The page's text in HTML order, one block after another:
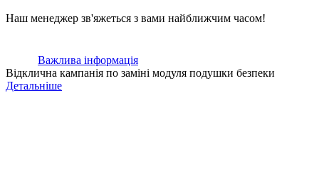
Наш менеджер зв'яжеться з вами найближчим часом!
Важлива інформація
Відклична кампанія по заміні модуля подушки безпеки
Детальніше